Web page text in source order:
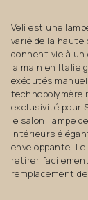
Veli est une
varié de la
donnent vie à
la main en Italie
exécutés
technopolymère
exclusivité pour
le salon, lampe
intérieurs
enveloppante.
retirer
remplacement